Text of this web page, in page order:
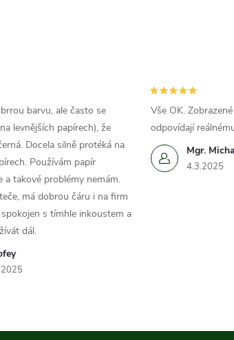
barvu, ale často se
levnějších papírech), že
Docela silně protéká na
Používám papír
a takové problémy nemám.
má dobrou čáru i na firm
spokojen s tímhle inkoustem a
dál.
Mgr.
4.3.2025
Vše OK.
odpovídají